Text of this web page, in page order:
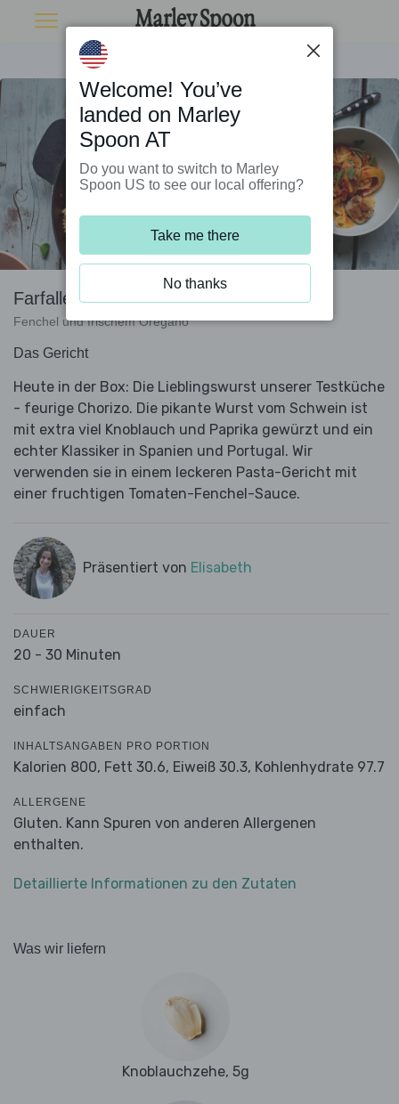
Farfalle mit feuriger Chorizo,
Fenchel und frischem Oregano
Das Gericht
Heute in der Box: Die Lieblingswurst unserer Testküche
- feurige Chorizo. Die pikante Wurst vom Schwein ist
mit extra viel Knoblauch und Paprika gewürzt und ein
echter Klassiker in Spanien und Portugal. Wir
verwenden sie in einem leckeren Pasta-Gericht mit
einer fruchtigen Tomaten-Fenchel-Sauce.
Präsentiert von Elisabeth
DAUER
20 - 30 Minuten
SCHWIERIGKEITSGRAD
einfach
INHALTSANGABEN PRO PORTION
Kalorien 800, Fett 30.6, Eiweiß 30.3, Kohlenhydrate 97.7
ALLERGENE
Gluten. Kann Spuren von anderen Allergenen
enthalten.
Detaillierte Informationen zu den Zutaten
Was wir liefern
Knoblauchzehe, 5g
Welcome! You’ve
landed on Marley
Spoon AT
Do you want to switch to Marley
Spoon US to see our local offering?
Take me there
No thanks